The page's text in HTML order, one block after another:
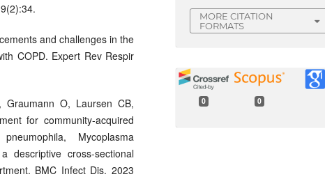
and challenges in the
COPD. Expert Rev Respir
O, Laursen CB,
for community-acquired
Mycoplasma
descriptive cross-sectional
BMC Infect Dis. 2023
MORE CITATION
FORMATS
0 0